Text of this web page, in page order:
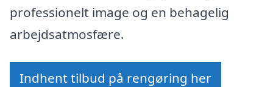
professionelt image og en behagelig
arbejdsatmosfære.
Indhent tilbud på rengøring her